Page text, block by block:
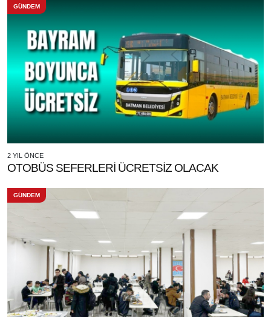
GÜNDEM
2 YIL ÖNCE
OTOBÜS SEFERLERİ ÜCRETSİZ OLACAK
GÜNDEM